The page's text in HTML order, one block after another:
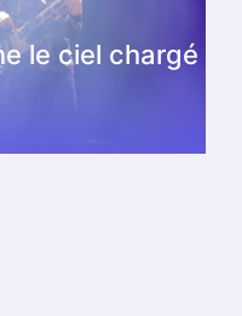
le ciel chargé